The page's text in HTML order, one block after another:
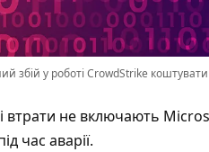
збій у роботі CrowdStrike
втрати не включають
час аварії.